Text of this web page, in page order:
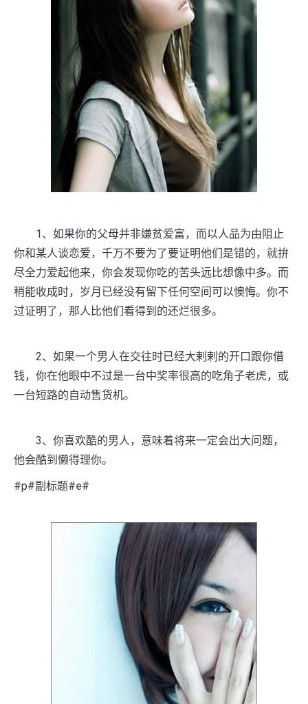
1、如果你的父母并非嫌贫爱富，而以人品为由阻止
你和某人谈恋爱，千万不要为了要证明他们是错的，就拚
尽全力爱起他来，你会发现你吃的苦头远比想像中多。而
稍能收成时，岁月已经没有留下任何空间可以懊悔。你不
过证明了，那人比他们看得到的还烂很多。
2、如果一个男人在交往时已经大剌剌的开口跟你借
钱，你在他眼中不过是一台中奖率很高的吃角子老虎，或
一台短路的自动售货机。
3、你喜欢酷的男人，意味着将来一定会出大问题，
他会酷到懒得理你。
#p#副标题#e#